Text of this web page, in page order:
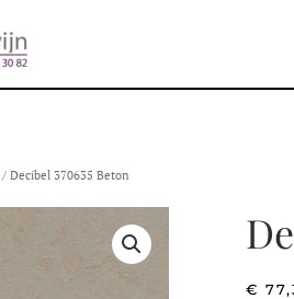
/ Decibel 370635 Beton
€